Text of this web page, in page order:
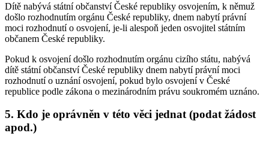
Dítě nabývá státní občanství České republiky osvojením, k němuž
došlo rozhodnutím orgánu České republiky, dnem nabytí právní
moci rozhodnutí o osvojení, je-li alespoň jeden osvojitel státním
občanem České republiky.
Pokud k osvojení došlo rozhodnutím orgánu cizího státu, nabývá
dítě státní občanství České republiky dnem nabytí právní moci
rozhodnutí o uznání osvojení, pokud bylo osvojení v České
republice podle zákona o mezinárodním právu soukromém uznáno.
5. Kdo je oprávněn v této věci jednat (podat žádost
apod.)